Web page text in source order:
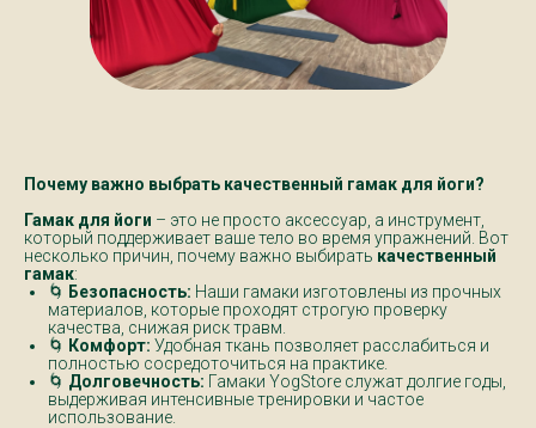
Почему важно выбрать качественный гамак для йоги?
Гамак для йоги – это не просто аксессуар, а инструмент,
который поддерживает ваше тело во время упражнений. Вот
несколько причин, почему важно выбирать качественный
гамак:
🌀 Безопасность: Наши гамаки изготовлены из прочных
материалов, которые проходят строгую проверку
качества, снижая риск травм.
🌀 Комфорт: Удобная ткань позволяет расслабиться и
полностью сосредоточиться на практике.
🌀 Долговечность: Гамаки YogStore служат долгие годы,
выдерживая интенсивные тренировки и частое
использование.